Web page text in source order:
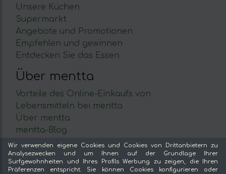
Unsere Küchen
Supermarkt
Angebote und Promotionen
Empfehlen und gewinnen
Entdecken Sie das Essen
Über mentta
Vorteile des Online-Einkaufs von
Lebensmitteln bei mentta
Über mentta
mentta-Blog
Verkaufe auf mentta
Loyalität
Häufig gestellte Fragen
Wir verwenden eigene Cookies und Cookies von Drittanbietern zu
Analysezwecken und um Ihnen auf der Grundlage Ihrer
Surfgewohnheiten und Ihres Profils Werbung zu zeigen, die Ihren
Präferenzen entspricht. Sie können Cookies konfigurieren oder